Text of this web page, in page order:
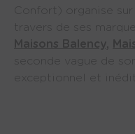
Confort) organise
travers de ses
Maisons Balency,